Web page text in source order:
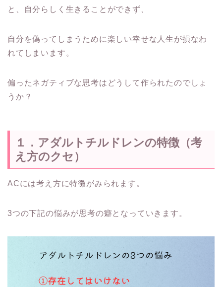
と、自分らしく生きることができず、
自分を偽ってしまうために楽しい幸せな人生が損なわ
れてしまいます。
偏ったネガティブな思考はどうして作られたのでしょ
うか？
１．アダルトチルドレンの特徴（考
え方のクセ）
ACには考え方に特徴がみられます。
3つの下記の悩みが思考の癖となっていきます。